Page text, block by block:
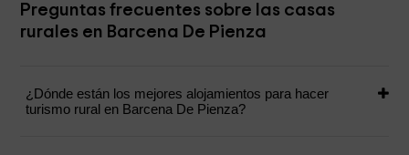
Preguntas frecuentes sobre las casas
rurales en Barcena De Pienza
¿Dónde están los mejores alojamientos para hacer
turismo rural en Barcena De Pienza?